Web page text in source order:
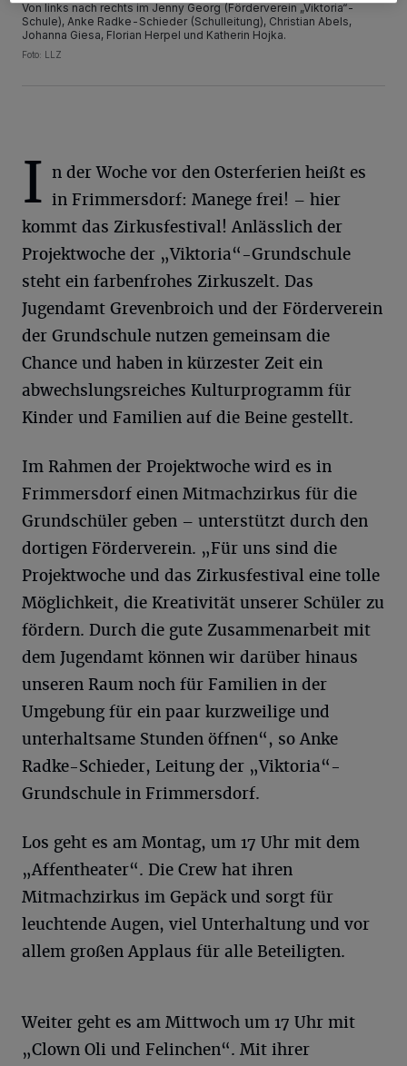
Von links nach rechts im Jenny Georg (Förderverein „Viktoria“-
Schule), Anke Radke-Schieder (Schulleitung), Christian Abels,
Johanna Giesa, Florian Herpel und Katherin Hojka.
Foto: LLZ
I n der Woche vor den Osterferien heißt es
in Frimmersdorf: Manege frei! – hier
kommt das Zirkusfestival! Anlässlich der
Projektwoche der „Viktoria“-Grundschule
steht ein farbenfrohes Zirkuszelt. Das
Jugendamt Grevenbroich und der Förderverein
der Grundschule nutzen gemeinsam die
Chance und haben in kürzester Zeit ein
abwechslungsreiches Kulturprogramm für
Kinder und Familien auf die Beine gestellt.
Im Rahmen der Projektwoche wird es in
Frimmersdorf einen Mitmachzirkus für die
Grundschüler geben – unterstützt durch den
dortigen Förderverein. „Für uns sind die
Projektwoche und das Zirkusfestival eine tolle
Möglichkeit, die Kreativität unserer Schüler zu
fördern. Durch die gute Zusammenarbeit mit
dem Jugendamt können wir darüber hinaus
unseren Raum noch für Familien in der
Umgebung für ein paar kurzweilige und
unterhaltsame Stunden öffnen“, so Anke
Radke-Schieder, Leitung der „Viktoria“-
Grundschule in Frimmersdorf.
Los geht es am Montag, um 17 Uhr mit dem
„Affentheater“. Die Crew hat ihren
Mitmachzirkus im Gepäck und sorgt für
leuchtende Augen, viel Unterhaltung und vor
allem großen Applaus für alle Beteiligten.
Weiter geht es am Mittwoch um 17 Uhr mit
„Clown Oli und Felinchen“. Mit ihrer